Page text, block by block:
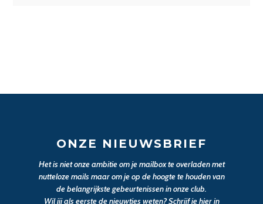
ONZE NIEUWSBRIEF
Het is niet onze ambitie om je mailbox te overladen met
nutteloze mails maar om je op de hoogte te houden van
de belangrijkste gebeurtenissen in onze club.
Wil jij als eerste de nieuwtjes weten? Schrijf je hier in